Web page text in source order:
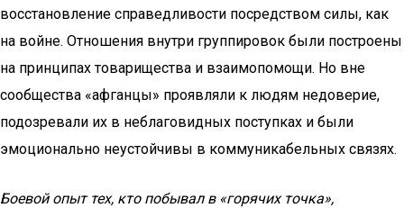
восстановление справедливости посредством силы, как
на войне. Отношения внутри группировок были построены
на принципах товарищества и взаимопомощи. Но вне
сообщества «афганцы» проявляли к людям недоверие,
подозревали их в неблаговидных поступках и были
эмоционально неустойчивы в коммуникабельных связях.
Боевой опыт тех, кто побывал в «горячих точка»,